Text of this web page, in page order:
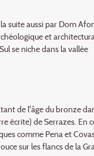
suite aussi par Dom
et
se niche dans la vallée
de l'âge du bronze
écrite) de Serrazes. En
comme Pena et
sur les flancs de la